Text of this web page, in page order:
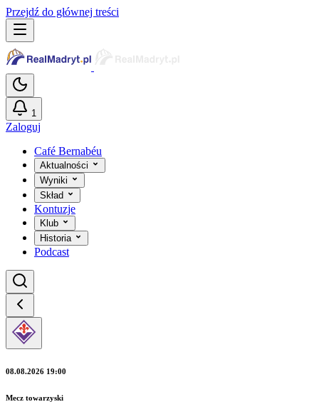
Przejdź do głównej treści
1
Zaloguj
Café Bernabéu
Aktualności
Wyniki
Skład
Kontuzje
Klub
Historia
Podcast
08.08.2026 19:00
Mecz towarzyski